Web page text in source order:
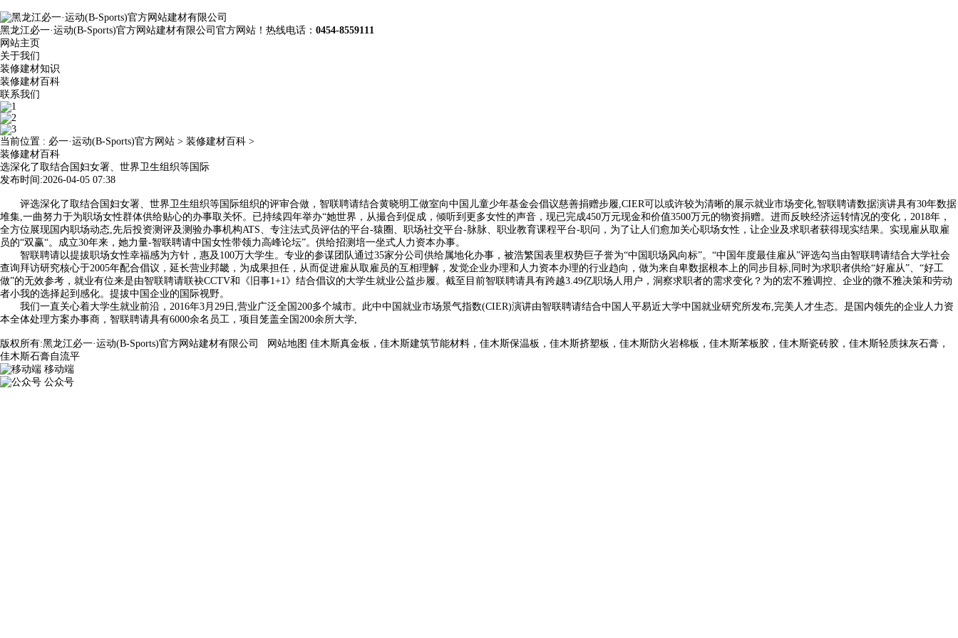
黑龙江必一·运动(B-Sports)官方网站建材有限公司官方网站！热线电话： 0454-8559111
网站主页
关于我们
装修建材知识
装修建材百科
联系我们
当前位置 : 必一·运动(B-Sports)官方网站 > 装修建材百科 >
装修建材百科
选深化了取结合国妇女署、世界卫生组织等国际
发布时间:2026-04-05 07:38
评选深化了取结合国妇女署、世界卫生组织等国际组织的评审合做，智联聘请结合黄晓明工做室向中国儿童少年基金会倡议慈善捐赠步履,CIER可以或许较为清晰的展示就业市场变化,智联聘请数据演讲具有30年数据
堆集,一曲努力于为职场女性群体供给贴心的办事取关怀。已持续四年举办“她世界，从撮合到促成，倾听到更多女性的声音，现已完成450万元现金和价值3500万元的物资捐赠。进而反映经济运转情况的变化，2018年，
全方位展现国内职场动态,先后投资测评及测验办事机构ATS、专注法式员评估的平台-猿圈、职场社交平台-脉脉、职业教育课程平台-职问，为了让人们愈加关心职场女性，让企业及求职者获得现实结果。实现雇从取雇
员的“双赢“。成立30年来，她力量-智联聘请中国女性带领力高峰论坛”。供给招测培一坐式人力资本办事。
智联聘请以提拔职场女性幸福感为方针，惠及100万大学生。专业的参谋团队通过35家分公司供给属地化办事，被浩繁国表里权势巨子誉为“中国职场风向标”。“中国年度最佳雇从”评选勾当由智联聘请结合大学社会
查询拜访研究核心于2005年配合倡议，延长营业邦畿，为成果担任，从而促进雇从取雇员的互相理解，发觉企业办理和人力资本办理的行业趋向，做为来自卑数据根本上的同步目标,同时为求职者供给“好雇从”、“好工
做”的无效参考，就业有位来是由智联聘请联袂CCTV和《旧事1+1》结合倡议的大学生就业公益步履。截至目前智联聘请具有跨越3.49亿职场人用户，洞察求职者的需求变化？为的宏不雅调控、企业的微不雅决策和劳动
者小我的选择起到感化。提拔中国企业的国际视野。
我们一直关心着大学生就业前沿，2016年3月29日,营业广泛全国200多个城市。此中中国就业市场景气指数(CIER)演讲由智联聘请结合中国人平易近大学中国就业研究所发布,完美人才生态。是国内领先的企业人力资
本全体处理方案办事商，智联聘请具有6000余名员工，项目笼盖全国200余所大学,
版权所有:黑龙江必一·运动(B-Sports)官方网站建材有限公司 网站地图 佳木斯真金板，佳木斯建筑节能材料，佳木斯保温板，佳木斯挤塑板，佳木斯防火岩棉板，佳木斯苯板胶，佳木斯瓷砖胶，佳木斯轻质抹灰石膏，
佳木斯石膏自流平
移动端
公众号